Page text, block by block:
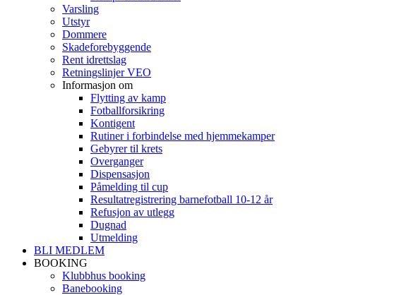
Varsling
Utstyr
Dommere
Skadeforebyggende
Rent idrettslag
Retningslinjer VEO
Informasjon om
Flytting av kamp
Fotballforsikring
Kontigent
Rutiner i forbindelse med hjemmekamper
Gebyrer til krets
Overganger
Dispensasjon
Påmelding til cup
Resultatregistrering barnefotball 10-12 år
Refusjon av utlegg
Dugnad
Utmelding
BLI MEDLEM
BOOKING
Klubbhus booking
Banebooking